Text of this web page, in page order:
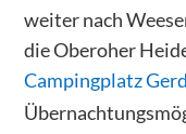
weiter nach
die Oberoher
Campingplatz